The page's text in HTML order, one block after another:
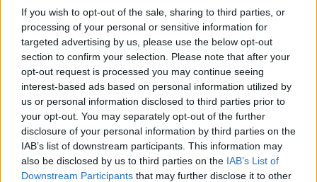
If you wish to opt-out of the sale, sharing to third parties, or
processing of your personal or sensitive information for
targeted advertising by us, please use the below opt-out
section to confirm your selection. Please note that after your
opt-out request is processed you may continue seeing
interest-based ads based on personal information utilized by
us or personal information disclosed to third parties prior to
your opt-out. You may separately opt-out of the further
disclosure of your personal information by third parties on the
IAB’s list of downstream participants. This information may
also be disclosed by us to third parties on the IAB’s List of
Downstream Participants that may further disclose it to other
TAG green school cocquio trevisago
Leggi l'articolo:
Giardini e balconi fioriti, gli alunni della Dante di
Cocquio: “Soddisfatti del nostro lavoro”